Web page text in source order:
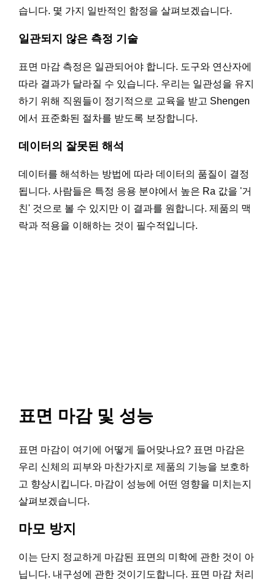
습니다. 몇 가지 일반적인 함정을 살펴보겠습니다.
일관되지 않은 측정 기술
표면 마감 측정은 일관되어야 합니다. 도구와 연산자에
따라 결과가 달라질 수 있습니다. 우리는 일관성을 유지
하기 위해 직원들이 정기적으로 교육을 받고 Shengen
에서 표준화된 절차를 받도록 보장합니다.
데이터의 잘못된 해석
데이터를 해석하는 방법에 따라 데이터의 품질이 결정
됩니다. 사람들은 특정 응용 분야에서 높은 Ra 값을 '거
친' 것으로 볼 수 있지만 이 결과를 원합니다. 제품의 맥
락과 적용을 이해하는 것이 필수적입니다.
표면 마감 및 성능
표면 마감이 여기에 어떻게 들어맞나요? 표면 마감은
우리 신체의 피부와 마찬가지로 제품의 기능을 보호하
고 향상시킵니다. 마감이 성능에 어떤 영향을 미치는지
살펴보겠습니다.
마모 방지
이는 단지 정교하게 마감된 표면의 미학에 관한 것이 아
닙니다. 내구성에 관한 것이기도합니다. 표면 마감 처리